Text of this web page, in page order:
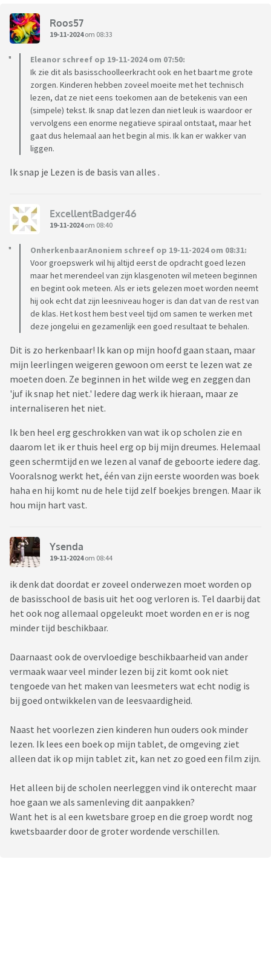
Uit de leesmonitor blijkt dat de laatste jaren leerlingen
vanaf groep 6 al minder gaan lezen, vervolgens lezen ze in
significant minder.
Roos57
19-11-2024om 08:33
Eleanor schreef op 19-11-2024 om 07:50:
Ik zie dit als basisschoolleerkracht ook en het baart me grote
zorgen. Kinderen hebben zoveel moeite met het technisch
lezen, dat ze niet eens toekomen aan de betekenis van een
(simpele) tekst. Ik snap dat lezen dan niet leuk is waardoor er
vervolgens een enorme negatieve spiraal ontstaat, maar het
gaat dus helemaal aan het begin al mis. Ik kan er wakker van
liggen.
Ik snap je Lezen is de basis van alles .
ExcellentBadger46
19-11-2024om 08:40
OnherkenbaarAnoniem schreef op 19-11-2024 om 08:31:
Voor groepswerk wil hij altijd eerst de opdracht goed lezen
maar het merendeel van zijn klasgenoten wil meteen beginnen
en begint ook meteen. Als er iets gelezen moet worden neemt
hij ook echt dat zijn leesniveau hoger is dan dat van de rest van
de klas. Het kost hem best veel tijd om samen te werken met
deze jongelui en gezamenlijk een goed resultaat te behalen.
Dit is zo herkenbaar! Ik kan op mijn hoofd gaan staan, maar
mijn leerlingen weigeren gewoon om eerst te lezen wat ze
moeten doen. Ze beginnen in het wilde weg en zeggen dan
'juf ik snap het niet.' Iedere dag werk ik hieraan, maar ze
internaliseren het niet.
Ik ben heel erg geschrokken van wat ik op scholen zie en
daarom let ik er thuis heel erg op bij mijn dreumes. Helemaal
geen schermtijd en we lezen al vanaf de geboorte iedere dag.
Vooralsnog werkt het, één van zijn eerste woorden was boek
haha en hij komt nu de hele tijd zelf boekjes brengen. Maar ik
hou mijn hart vast.
Ysenda
19-11-2024om 08:44
ik denk dat doordat er zoveel onderwezen moet worden op
de basisschool de basis uit het oog verloren is. Tel daarbij dat
het ook nog allemaal opgeleukt moet worden en er is nog
minder tijd beschikbaar.
Daarnaast ook de overvloedige beschikbaarheid van ander
vermaak waar veel minder lezen bij zit komt ook niet
tengoede van het maken van leesmeters wat echt nodig is
bij goed ontwikkelen van de leesvaardigheid.
Naast het voorlezen zien kinderen hun ouders ook minder
lezen. Ik lees een boek op mijn tablet, de omgeving ziet
alleen dat ik op mijn tablet zit, kan net zo goed een film zijn.
Het alleen bij de scholen neerleggen vind ik onterecht maar
hoe gaan we als samenleving dit aanpakken?
Want het is al een kwetsbare groep en die groep wordt nog
kwetsbaarder door de groter wordende verschillen.